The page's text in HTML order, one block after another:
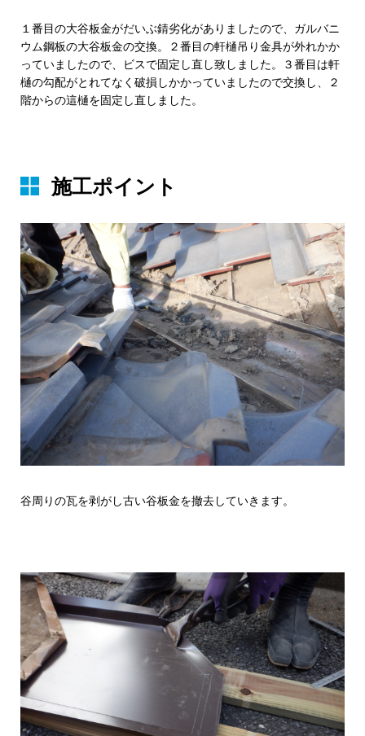
１番目の大谷板金がだいぶ錆劣化がありましたので、ガルバニ
ウム鋼板の大谷板金の交換。２番目の軒樋吊り金具が外れかか
っていましたので、ビスで固定し直し致しました。３番目は軒
樋の勾配がとれてなく破損しかかっていましたので交換し、２
階からの這樋を固定し直しました。
施⼯ポイント
谷周りの瓦を剥がし古い谷板金を撤去していきます。